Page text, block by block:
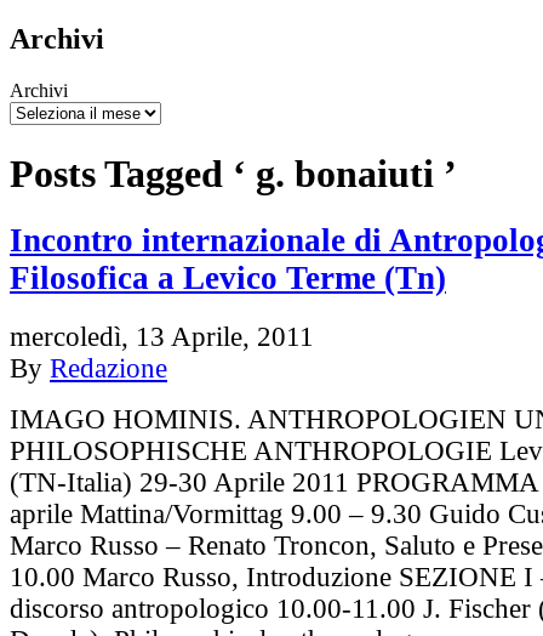
Archivi
Archivi
Posts Tagged ‘ g. bonaiuti ’
Incontro internazionale di
Filosofica a Levico Terme (Tn)
mercoledì, 13 Aprile, 2011
By Redazione
IMAGO HOMINIS. ANTHROPOLOGIEN
PHILOSOPHISCHE ANTHROPOLOGIE
(TN-Italia) 29-30 Aprile 2011 PROGRAMMA
aprile Mattina/Vormittag 9.00 – 9.30 Guido
Marco Russo – Renato Troncon, Saluto e
10.00 Marco Russo, Introduzione SEZIONE I
discorso antropologico 10.00-11.00 J.